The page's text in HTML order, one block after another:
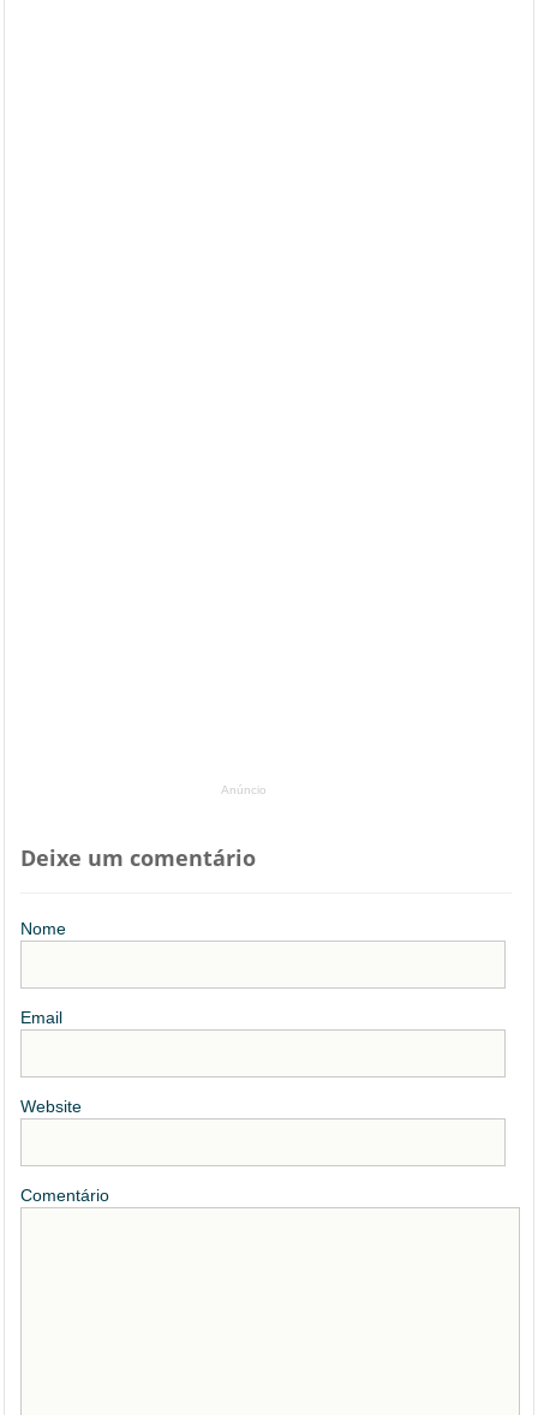
Anúncio
Deixe um comentário
Nome
Email
Website
Comentário